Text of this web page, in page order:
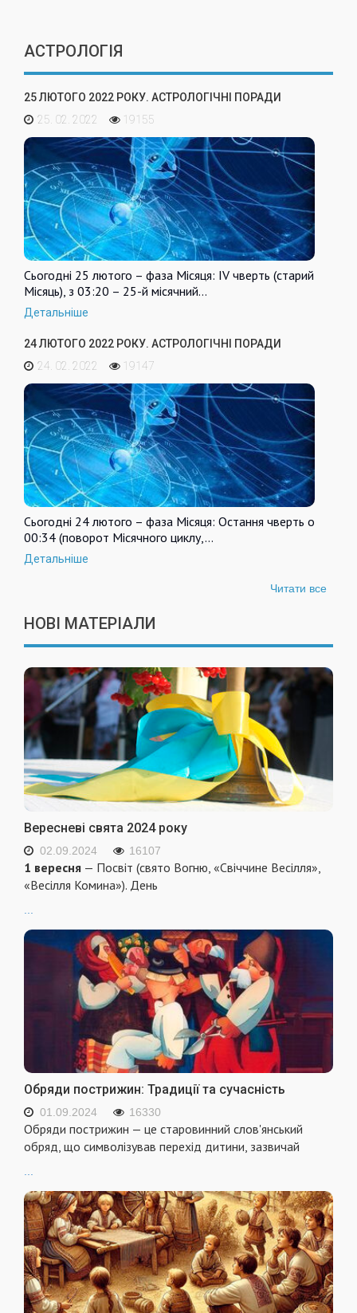
АСТРОЛОГІЯ
25 ЛЮТОГО 2022 РОКУ. АСТРОЛОГІЧНІ ПОРАДИ
25. 02. 2022
19155
Сьогодні 25 лютого – фаза Місяця: IV чверть (старий
Місяць), з 03:20 – 25-й місячний…
Детальніше
24 ЛЮТОГО 2022 РОКУ. АСТРОЛОГІЧНІ ПОРАДИ
24. 02. 2022
19147
Сьогодні 24 лютого – фаза Місяця: Остання чверть о
00:34 (поворот Місячного циклу,…
Детальніше
Читати все
НОВІ МАТЕРІАЛИ
Вересневі свята 2024 року
02.09.2024 16107
1 вересня — Посвіт (свято Вогню, «Свіччине Весілля»,
«Весілля Комина»). День
Обряди пострижин: Традиції та сучасність
01.09.2024 16330
Обряди пострижин — це старовинний слов'янський
обряд, що символізував перехід дитини, зазвичай